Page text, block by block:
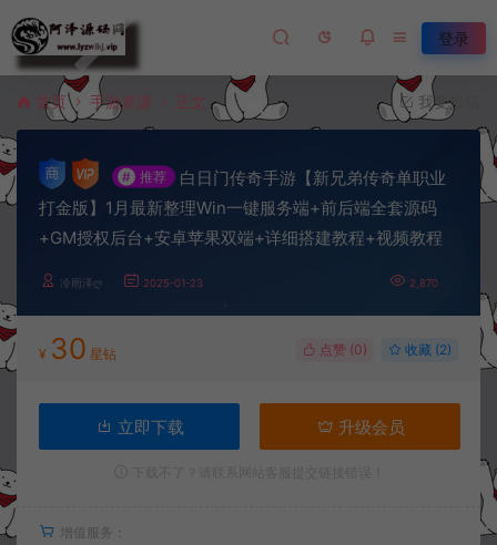
登录
首页 手游资源 正文 我要投稿
# 推荐
白日门传奇手游【新兄弟传奇单职业
打金版】1月最新整理Win一键服务端+前后端全套源码
+GM授权后台+安卓苹果双端+详细搭建教程+视频教程
冷雨泽ღ 2025-01-23 2,870
¥ 30 星钻 点赞 (0) 收藏 (2)
立即下载 升级会员
增值服务：